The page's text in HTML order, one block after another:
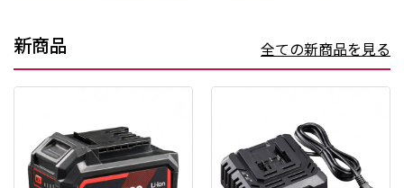
新商品 全ての新商品を見る